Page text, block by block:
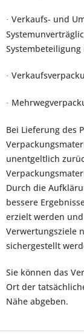
· Verkaufs- und
·
·
Bei Lieferung des
unentgeltlich
Durch die
bessere
erzielt werden
Verwertungsziele
sichergestellt
Sie können das
Ort der
Nähe abgeben.